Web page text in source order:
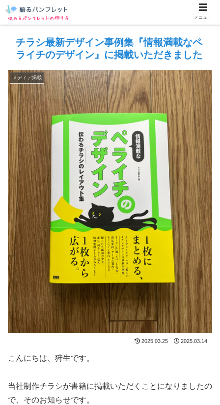
チラシ最新デザイン事例集『情報満載なペ
ライチのデザイン』に掲載いただきました
メディア掲載
2025.03.25 2025.03.14
こんにちは、狩生です。
当社制作チラシが書籍に掲載いただくことになりましたの
で、そのお知らせです。
メニュー